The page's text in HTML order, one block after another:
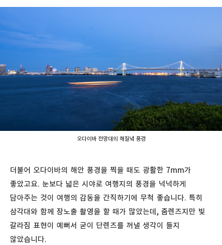
오다이바 전망대의 해질녘 풍경
더불어 오다이바의 해안 풍경을 찍을 때도 광활한 7mm가
좋았고요. 눈보다 넓은 시야로 여행지의 풍경을 넉넉하게
담아주는 것이 여행의 감동을 간직하기에 무척 좋습니다. 특히
삼각대와 함께 장노출 촬영을 할 때가 많았는데, 줌렌즈지만 빛
갈라짐 표현이 예뻐서 굳이 단렌즈를 꺼낼 생각이 들지
않았습니다.